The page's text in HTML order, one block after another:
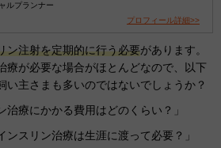
ルプランナー
プロフィール詳細>>
ン注射を定期的に行う必要があります。
療が必要な場合がほとんどなので、以下
い主さまも多いのではないでしょうか？
治療にかかる費用はどのくらい？」
ンスリン治療は生涯に渡って必要？」